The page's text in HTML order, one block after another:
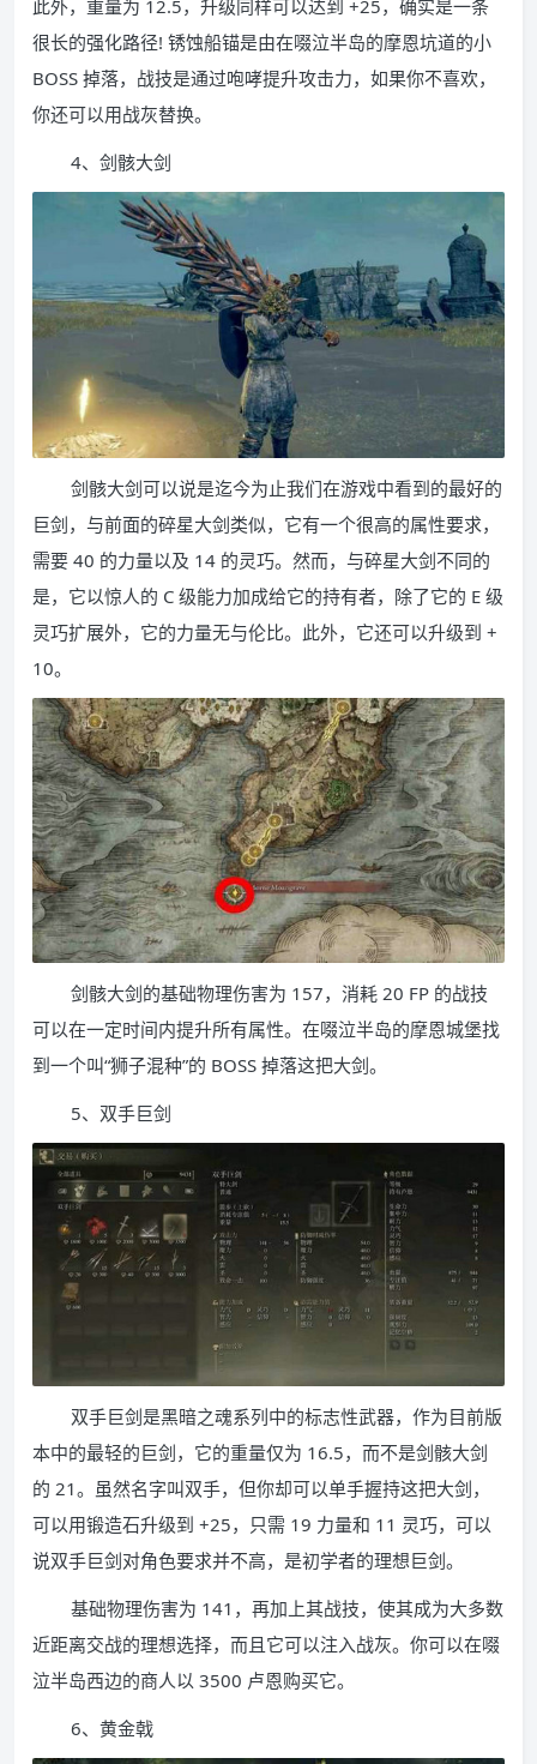
此外，重量为 12.5，升级同样可以达到 +25，确实是一条
很长的强化路径! 锈蚀船锚是由在啜泣半岛的摩恩坑道的小
BOSS 掉落，战技是通过咆哮提升攻击力，如果你不喜欢，
你还可以用战灰替换。
4、剑骸大剑
剑骸大剑可以说是迄今为止我们在游戏中看到的最好的
巨剑，与前面的碎星大剑类似，它有一个很高的属性要求，
需要 40 的力量以及 14 的灵巧。然而，与碎星大剑不同的
是，它以惊人的 C 级能力加成给它的持有者，除了它的 E 级
灵巧扩展外，它的力量无与伦比。此外，它还可以升级到 +
10。
剑骸大剑的基础物理伤害为 157，消耗 20 FP 的战技
可以在一定时间内提升所有属性。在啜泣半岛的摩恩城堡找
到一个叫“狮子混种”的 BOSS 掉落这把大剑。
5、双手巨剑
双手巨剑是黑暗之魂系列中的标志性武器，作为目前版
本中的最轻的巨剑，它的重量仅为 16.5，而不是剑骸大剑
的 21。虽然名字叫双手，但你却可以单手握持这把大剑，
可以用锻造石升级到 +25，只需 19 力量和 11 灵巧，可以
说双手巨剑对角色要求并不高，是初学者的理想巨剑。
基础物理伤害为 141，再加上其战技，使其成为大多数
近距离交战的理想选择，而且它可以注入战灰。你可以在啜
泣半岛西边的商人以 3500 卢恩购买它。
6、黄金戟